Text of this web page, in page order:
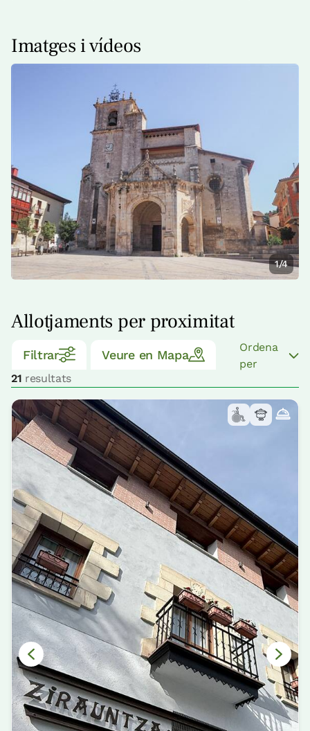
Imatges i vídeos
1/4
Allotjaments per proximitat
Filtrar Veure en Mapa
21 resultats
Ordena
per